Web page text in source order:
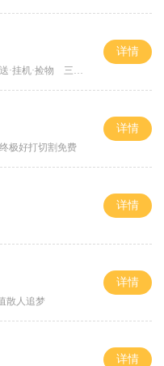
·捡物 三天合区＞
详情
极好打切割免费
详情
详情
散人追梦
详情
详情